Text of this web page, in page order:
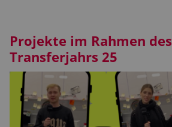
Projekte im Rahmen des
Transferjahrs 25